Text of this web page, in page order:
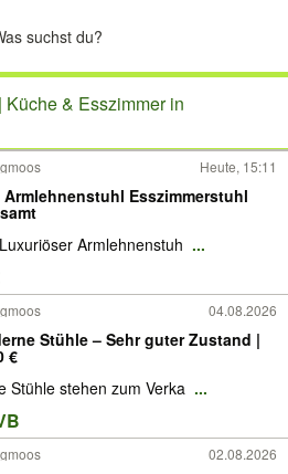
Küche & Esszimmer in
Heute, 15:11
Esszimmerstuhl
Armlehnenstuh ...
04.08.2026
Stühle – Sehr guter Zustand |
€
Stühle stehen zum Verka ...
02.08.2026